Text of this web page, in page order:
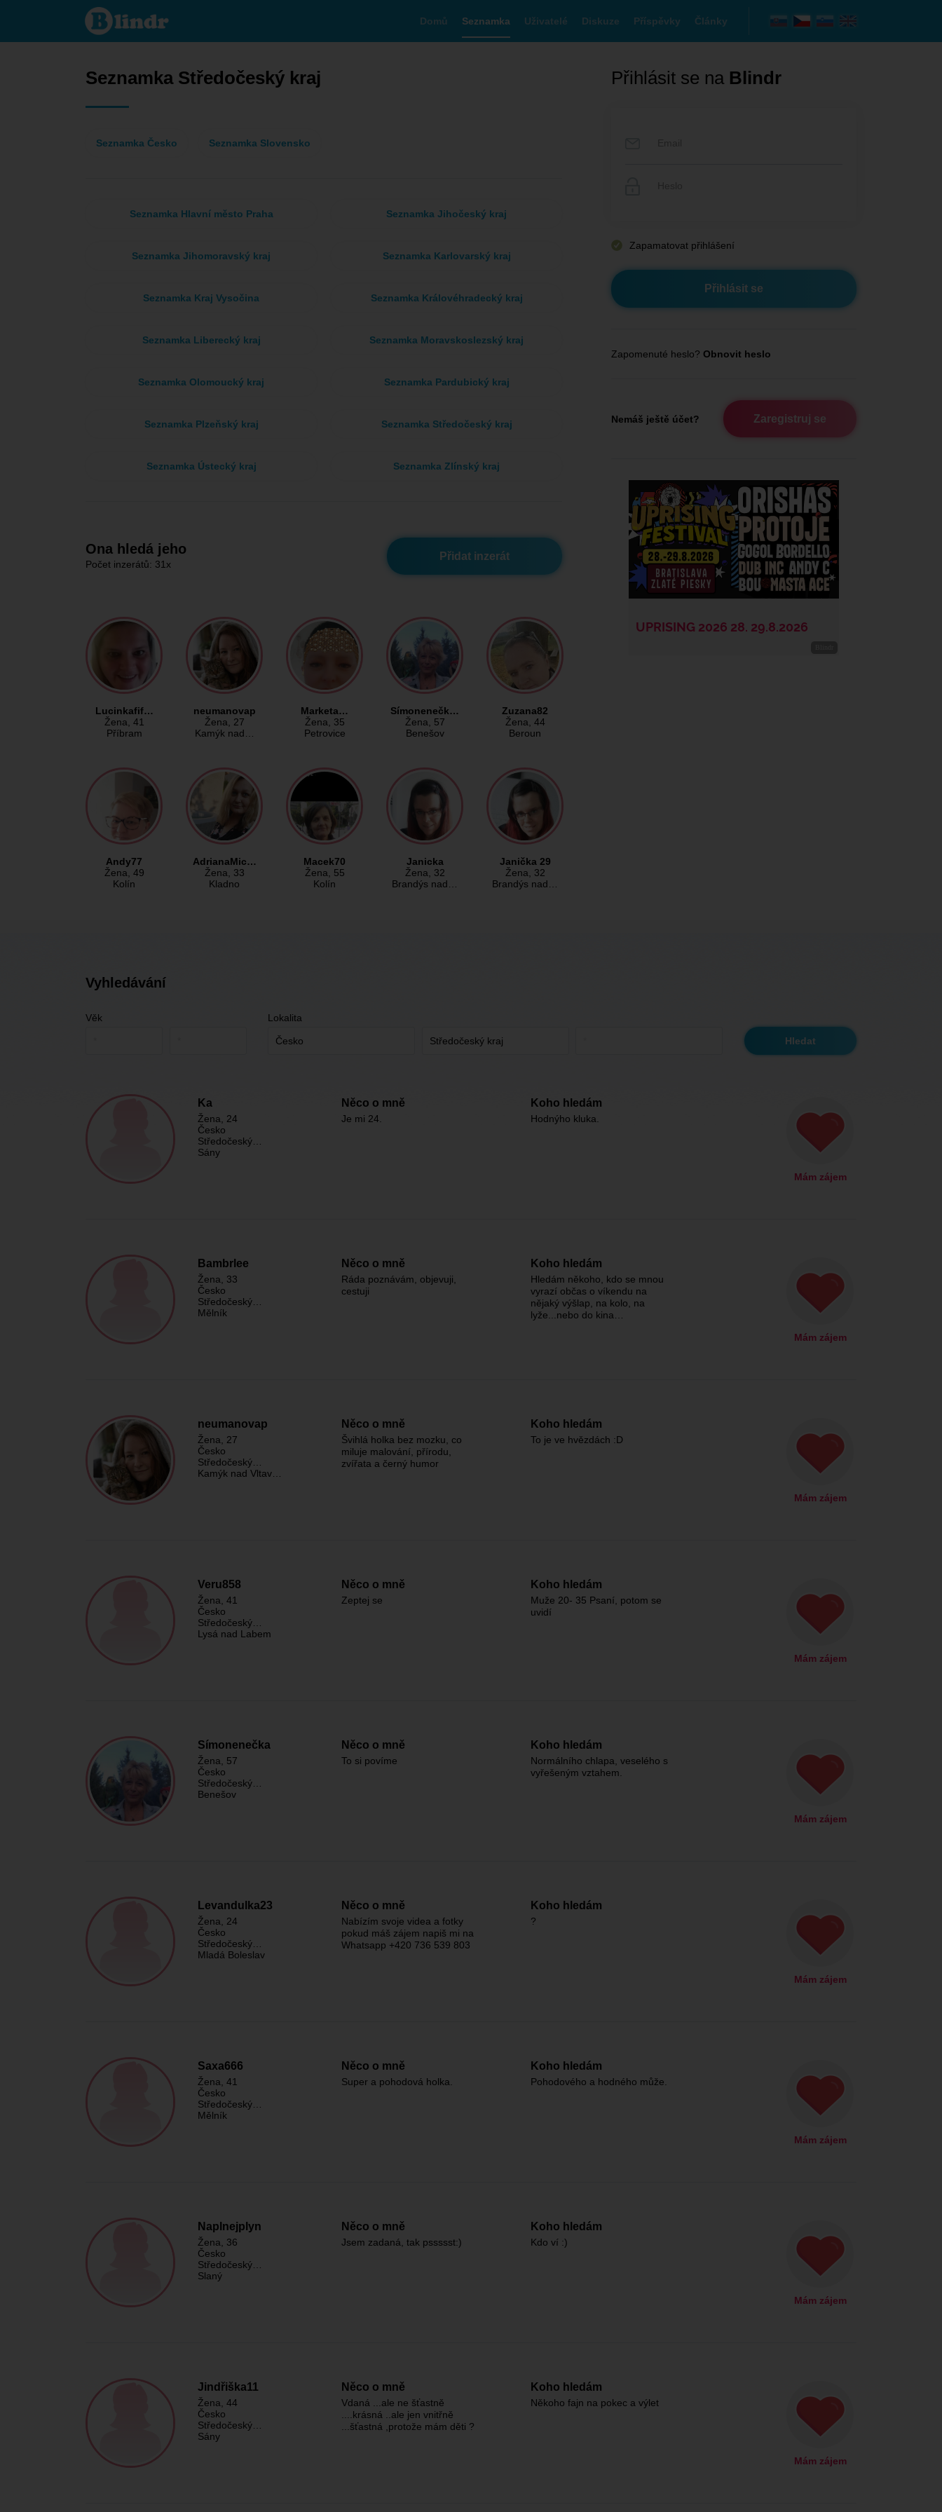
Seznamka -
Ona hledá
jeho
Domů Seznamka Uživatelé Diskuze Příspěvky Články
Seznamka Středočeský kraj
Seznamka Česko Seznamka Slovensko
Seznamka Hlavní město Praha Seznamka Jihočeský kraj
Seznamka Jihomoravský kraj Seznamka Karlovarský kraj
Seznamka Kraj Vysočina Seznamka Královéhradecký kraj
Seznamka Liberecký kraj Seznamka Moravskoslezský kraj
Seznamka Olomoucký kraj Seznamka Pardubický kraj
Seznamka Plzeňský kraj Seznamka Středočeský kraj
Seznamka Ústecký kraj Seznamka Zlínský kraj
Přidat inzerát
Ona hledá jeho
Počet inzerátů: 31x
Lucinkafif…
Žena, 41
Příbram
neumanovap
Žena, 27
Kamýk nad…
Marketa…
Žena, 35
Petrovice
Símonenečk…
Žena, 57
Benešov
Zuzana82
Žena, 44
Beroun
Andy77
Žena, 49
Kolín
AdrianaMic…
Žena, 33
Kladno
Macek70
Žena, 55
Kolín
Janicka
Žena, 32
Brandýs nad…
Janička 29
Žena, 32
Brandýs nad…
Přihlásit se na Blindr
Zapamatovat přihlášení
Zapomenuté heslo? Obnovit heslo
Nemáš ještě účet? Zaregistruj se
Vyhledávání
Věk Lokalita
Ka
Žena , 24
Česko
Středočeský…
Sány
Něco o mně
Je mi 24.
Koho hledám
Hodnýho kluka.
Mám zájem
Bambrlee
Žena , 33
Česko
Středočeský…
Mělník
Něco o mně
Ráda poznávám, objevuji,
cestuji
Koho hledám
Hledám někoho, kdo se mnou
vyrazí občas o víkendu na
nějaký výšlap, na kolo, na
lyže...nebo do kina…
Mám zájem
neumanovap
Žena , 27
Česko
Středočeský…
Kamýk nad Vltav…
Něco o mně
Švihlá holka bez mozku, co
miluje malování, přírodu,
zvířata a černý humor
Koho hledám
To je ve hvězdách :D
Mám zájem
Veru858
Žena , 41
Česko
Středočeský…
Lysá nad Labem
Něco o mně
Zeptej se
Koho hledám
Muže 20- 35 Psaní, potom se
uvidí
Mám zájem
Símonenečka
Žena , 57
Česko
Středočeský…
Benešov
Něco o mně
To si povíme
Koho hledám
Normálního chlapa, veselého s
vyřešeným vztahem.
Mám zájem
Levandulka23
Žena , 24
Česko
Středočeský…
Mladá Boleslav
Něco o mně
Nabízím svoje videa a fotky
pokud máš zájem napiš mi na
Whatsapp +420 736 539 803
Koho hledám
?
Mám zájem
Saxa666
Žena , 41
Česko
Středočeský…
Mělník
Něco o mně
Super a pohodová holka.
Koho hledám
Pohodového a hodného může.
Mám zájem
Naplnejplyn
Žena , 36
Česko
Středočeský…
Slaný
Něco o mně
Jsem zadaná, tak pssssst:)
Koho hledám
Kdo ví :)
Mám zájem
Jindřiška11
Žena , 44
Česko
Středočeský…
Sány
Něco o mně
Vdaná ...ale ne šťastně
....krásná ..ale jen vnitřně
...šťastná ,protože mám děti ?
Koho hledám
Někoho fajn na pokec a výlet
Mám zájem